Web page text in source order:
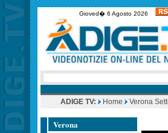
Gioved� 6 Agosto 2026
ADIGE TV: Home Verona
Verona